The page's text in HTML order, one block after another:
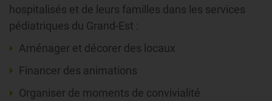
hospitalisés et de leurs familles dans les services
pédiatriques du Grand-Est :
Aménager et décorer des locaux
Financer des animations
Organiser de moments de convivialité